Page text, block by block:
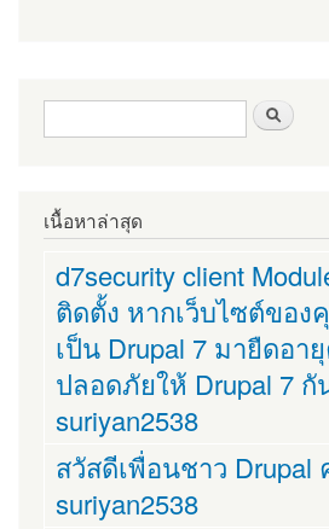
ฟอร์มค้นหา
เนื้อหาล่าสุด
d7security client
ติดตั้ง หากเว็บไซต์ของ
เป็น Drupal 7 มายืดอา
ปลอดภัยให้ Drupal 7 กั
suriyan2538
สวัสดีเพื่อนชาว Drupal
suriyan2538